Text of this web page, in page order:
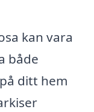
kan vara
både
ditt hem